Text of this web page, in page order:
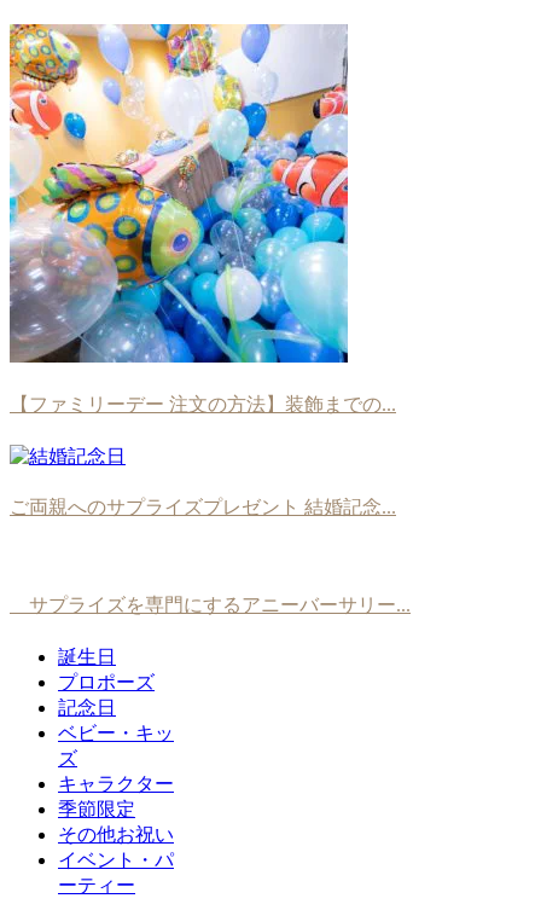
【ファミリーデー 注文の方法】装飾までの...
ご両親へのサプライズプレゼント 結婚記念...
サプライズを専門にするアニーバーサリー...
誕生日
プロポーズ
記念日
ベビー・キッ
ズ
キャラクター
季節限定
その他お祝い
イベント・パ
ーティー